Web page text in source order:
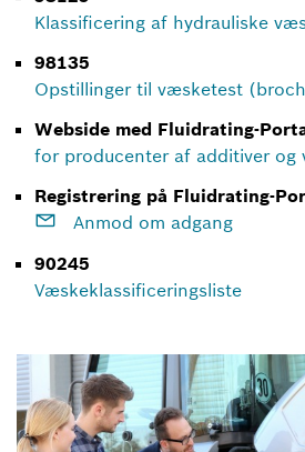
Klassificering af hydrauliske
98135
Opstillinger til væsketest
Webside med Fluidrating-
for producenter af additiver og
Registrering på Fluidrating-
Anmod om adgang
90245
Væskeklassificeringsliste